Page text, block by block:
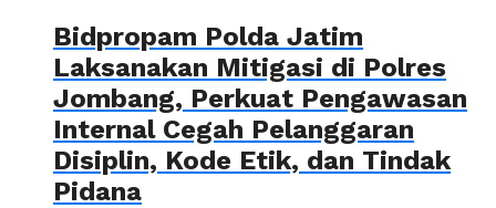
Bidpropam Polda Jatim
Laksanakan Mitigasi di Polres
Jombang, Perkuat Pengawasan
Internal Cegah Pelanggaran
Disiplin, Kode Etik, dan Tindak
Pidana